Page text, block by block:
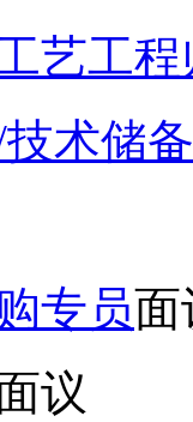
艺工程
术储
专员面
议